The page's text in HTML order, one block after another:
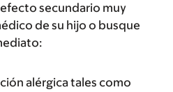
secundario muy
de su hijo o busque
alérgica tales como